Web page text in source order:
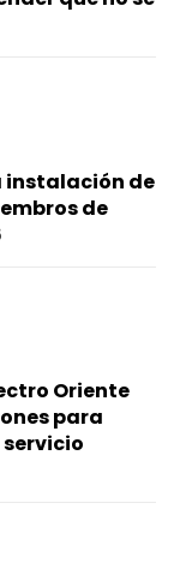
instalación de
de
Oriente
para